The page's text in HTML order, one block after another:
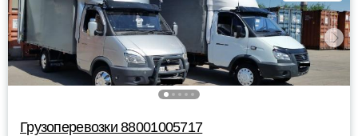
Грузоперевозки 88001005717